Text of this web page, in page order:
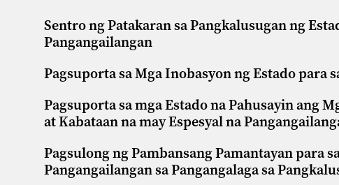
Sentro ng Patakaran sa Pangkalusugan ng
Pangangailangan
Pagsuporta sa Mga Inobasyon ng Estado para
Pagsuporta sa mga Estado na Pahusayin ang
at Kabataan na may Espesyal na
Pagsulong ng Pambansang Pamantayan para
Pangangailangan sa Pangangalaga sa